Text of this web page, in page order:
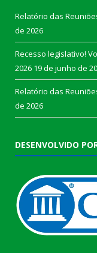
Relatório das
de 2026
Recesso legislativo!
2026 19 de junho de
Relatório das
de 2026
DESENVOLVIDO